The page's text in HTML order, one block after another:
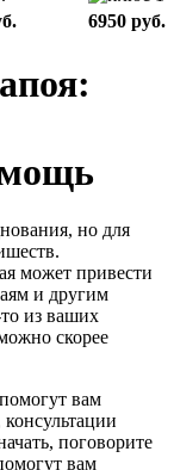
6950 руб.
но для
может привести
и другим
из ваших
скорее
вам
поговорите
вам